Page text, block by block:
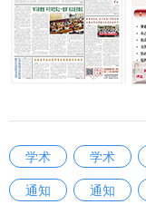
建议等方面进行了交
后，西安法院将紧扣
坚持审判一线实践锻
大学术调研工作力
创新思维、务实举
国涉外法治建设贡
【人民周刊网】【
会科学研究成果的权
得到有效保护，必然
属、使用权限、收益
意识。 问：《条例
《条例》将会在三
省哲学社会科学发
《条例》坚持党的
学术 学术
通知
通知